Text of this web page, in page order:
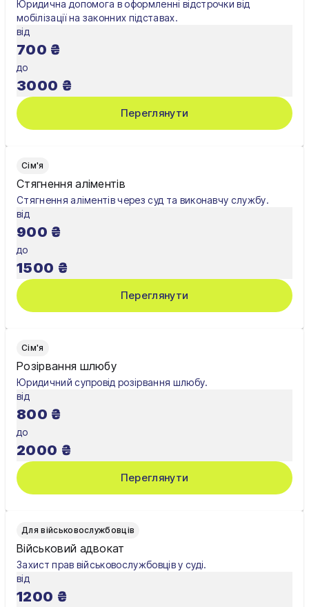
Юридична допомога в оформленні відстрочки від
мобілізації на законних підставах.
від
700 ₴
до
3000 ₴
Переглянути
Сім'я
Стягнення аліментів
Стягнення аліментів через суд та виконавчу службу.
від
900 ₴
до
1500 ₴
Переглянути
Сім'я
Розірвання шлюбу
Юридичний супровід розірвання шлюбу.
від
800 ₴
до
2000 ₴
Переглянути
Для військовослужбовців
Військовий адвокат
Захист прав військовослужбовців у суді.
від
1200 ₴